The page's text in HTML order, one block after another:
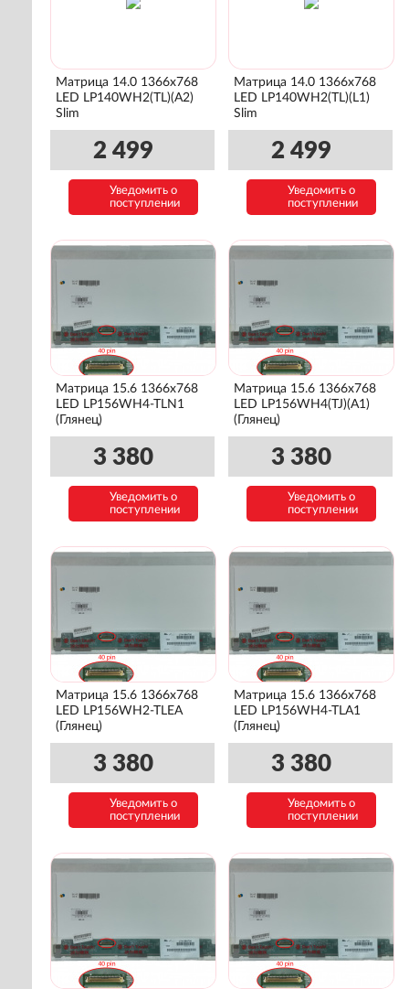
Матрица 14.0 1366x768
LED LP140WH2(TL)(A2)
Slim
2 499
Уведомить о
поступлении
Матрица 14.0 1366x768
LED LP140WH2(TL)(L1)
Slim
2 499
Уведомить о
поступлении
Матрица 15.6 1366x768
LED LP156WH4-TLN1
(Глянец)
3 380
Уведомить о
поступлении
Матрица 15.6 1366x768
LED LP156WH4(TJ)(A1)
(Глянец)
3 380
Уведомить о
поступлении
Матрица 15.6 1366x768
LED LP156WH2-TLEA
(Глянец)
3 380
Уведомить о
поступлении
Матрица 15.6 1366x768
LED LP156WH4-TLA1
(Глянец)
3 380
Уведомить о
поступлении